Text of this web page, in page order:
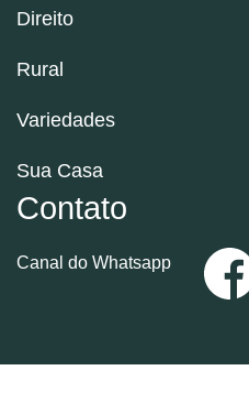
Direito
Rural
Variedades
Sua Casa
Contato
Canal do Whatsapp